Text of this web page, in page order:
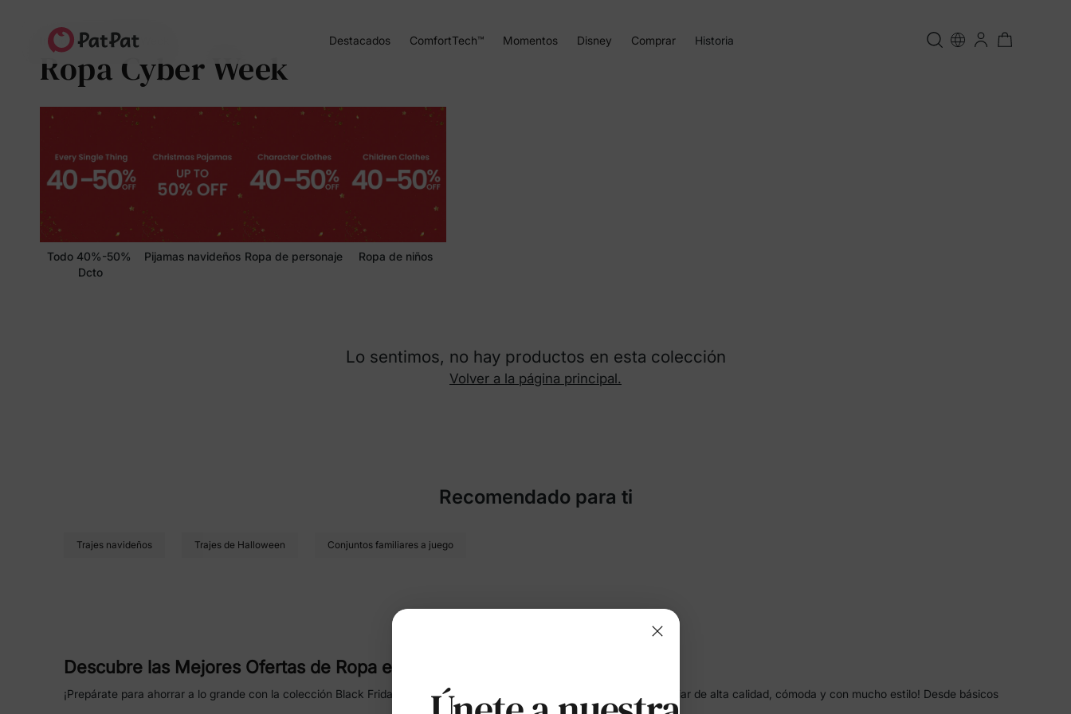
Destacados ComfortTech™ Momentos Disney Comprar Historia
Inicio Ropa Cyber Week
Ropa Cyber Week
Todo 40%-50%
Dcto
Pijamas navideños Ropa de personaje Ropa de niños
Lo sentimos, no hay productos en esta colección
Volver a la página principal.
Recomendado para ti
Trajes navideños Trajes de Halloween Conjuntos familiares a juego
Descubre las Mejores Ofertas de Ropa en Black Friday en PatPat
¡Prepárate para ahorrar a lo grande con la colección Black Friday de PatPat:
en ropa familiar de alta calidad, cómoda y con mucho estilo! Desde básicos
para el día a día hasta looks festivos perfectos para las fiestas, estas ofertas del Black Friday llenarán de alegría y estilo cada hogar esta temporada.